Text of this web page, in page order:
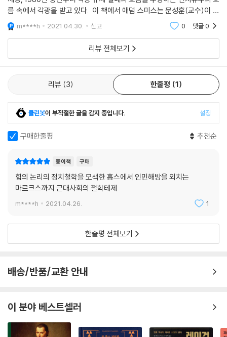
예컨대 오늘날의 코로나 시국에서도 우리는 공공의 안전과 개인의 권리 사
이의 심각한 갈등이 곳곳에서 발생하고 있음을 목도할 수 있다. 이는 자유
와 평등, 사익과 공익, 소유와 공유 등과 같이 근대 사회와 더불어 등장했지
만 여전히 오늘날에도 그 해결책을 고민해야 하는 여러 사회 문제 중 하나
에 대해서 서로 다른 입장을 보여주고 있으며 그에 대한 해법과 대안 역시
다양하다. 이것이 바로 우리가 ‘자유의 권리’에 대해 고민하고 있는 이상,
것이 있는 이유이다.
■ 근대 사회정치철학자들이 우리에게 던지는 열 가지 질문
1. 자연 상태인가, 사회계약인가? - 토머스 홉스
토머스 홉스의 『리바이어던』은 고대 정치철학과 근대 정치철학을 가르는
이정표적인 저작으로 여겨진다. 홉스의 정치이론과 함께 근대 정치에서 가
장 중요한 화두로 등장하는 것은 정치 공동체에 대한 의무나 시민적 덕이
아니라 각 개인의 고유한 권리이기 때문이다. 도덕에서 권력으로의 패러다
임 전환, 이것이 홉스가 마키아벨리와 더불어 근대 정치철학의 혁명적 창
시자로 불리는 이유다. 홉스가 상정한 자연 상태에서는 인간이 인간에게
늑대로 여겨지므로, 모든 사람은 자연 상태를 벗어나기 위해 자신의 권리
데 이러한 사회계약은 언제든 다시 자연 상태로 추락할 수 있다는 점에서
존 로크의 『통치론』은 한편으로 자유주의 전통의 사상적 선조들 중 하나로
름 속에서 각광을 받고 있다. 이 책에서 애덤 스미스는 문성훈(교수)이 담
당했다. 그는 스미스 사상을 왜 자연적 자유의 정의로운 실현으로 이해할
수있는지, 3단계
m****h 2021.04.30. 신고 0 댓글0
리뷰 전체보기
리뷰 3 한줄평 1
클린봇이 부적절한 글을 감지 중입니다. 설정
구매한줄평 추천순
종이책 구매
힘의 논리의 정치철학을 모색한 홉스에서 인민해방을 외치는
마르크스까지 근대사회의 철학테제
m****h 2021.04.26. 1
한줄평 전체보기
배송/반품/교환 안내
이 분야 베스트셀러